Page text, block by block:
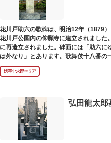
花川戸助六の歌碑は、明治12年（1879）
花川戸公園内の仰願寺に建立されました
に再造立されました。碑面には「助六
は外なり」とあります。歌舞伎十八番の
えていますが、助六の実像は不明です。
浅草中央部エリア
弘田龍太郎